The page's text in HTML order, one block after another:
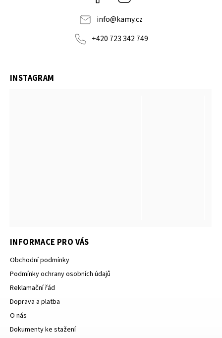
info@kamy.cz
+420 723 342 749
INFORMACE PRO VÁS
Obchodní podmínky
Podmínky ochrany osobních údajů
Reklamační řád
Doprava a platba
O nás
Dokumenty ke stažení
INSTAGRAM